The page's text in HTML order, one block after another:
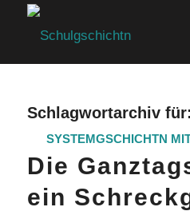
Schlagwortarchiv für:
SYSTEMGSCHICHTN
Die
ein